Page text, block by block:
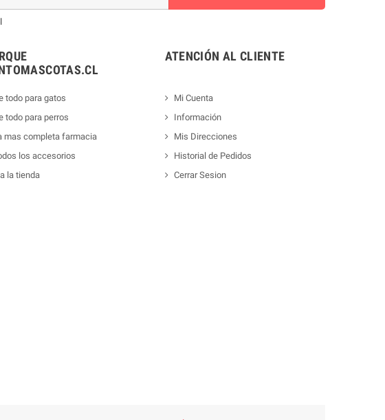
todo para gatos
todo para perros
mas completa farmacia
los accesorios
la tienda
ATENCIÓN AL CLIENTE
Mi Cuenta
Información
Mis Direcciones
Historial de Pedidos
Cerrar Sesion